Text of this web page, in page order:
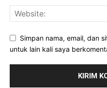
Simpan nama, email, dan
untuk lain kali saya